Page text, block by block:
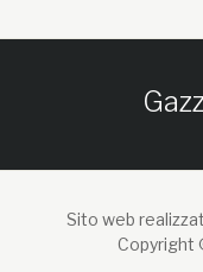
Sito web
Copyright